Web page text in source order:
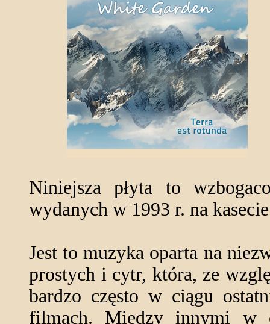
Niniejsza płyta to
wydanych w 1993 r. na
Jest to muzyka oparta na
prostych i cytr, która, ze
bardzo często w ciągu
filmach. Między innymi w